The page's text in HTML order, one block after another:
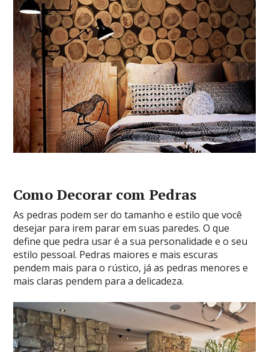
Como Decorar com Pedras
As pedras podem ser do tamanho e estilo que você
desejar para irem parar em suas paredes. O que
define que pedra usar é a sua personalidade e o seu
estilo pessoal. Pedras maiores e mais escuras
pendem mais para o rústico, já as pedras menores e
mais claras pendem para a delicadeza.